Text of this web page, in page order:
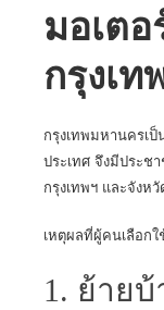
มอเต
กรุงเท
กรุงเทพมหานครเ
ประเทศ จึงมีประช
กรุงเทพฯ และจังห
เหตุผลที่ผู้คนเลือก
1. ย้าย